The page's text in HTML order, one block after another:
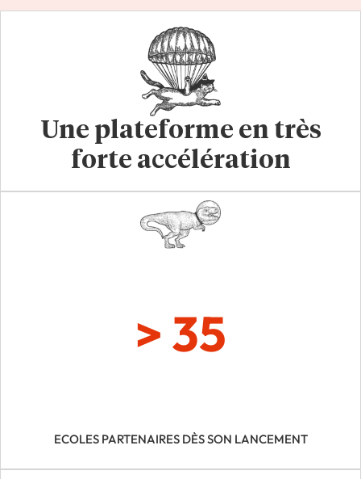
Une plateforme en très
forte accélération
> 35
ECOLES PARTENAIRES DÈS SON LANCEMENT